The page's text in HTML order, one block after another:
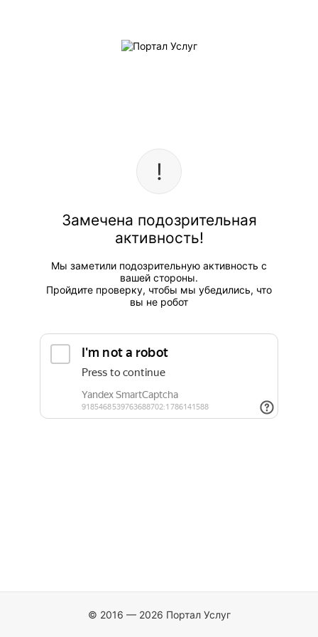
Замечена подозрительная
активность!
Мы заметили подозрительную активность с
вашей стороны.
Пройдите проверку, чтобы мы убедились, что
вы не робот
© 2016 — 2026 Портал Услуг